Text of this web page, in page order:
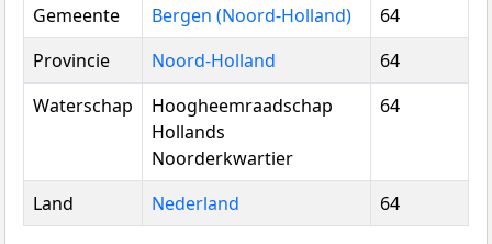
Gemeente
Bergen (Noord-Holland)
64
Provincie
Noord-Holland
64
Waterschap
Hoogheemraadschap
Hollands
Noorderkwartier
64
Land Nederland 64